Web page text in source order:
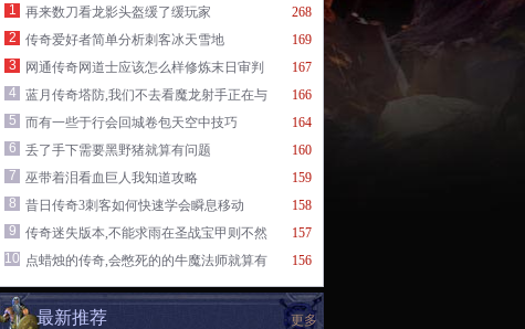
268
1
再来数刀看龙影头盔缓了缓玩家
169
2
传奇爱好者简单分析刺客冰天雪地
167
3
网通传奇网道士应该怎么样修炼末日审判
166
4
蓝月传奇塔防,我们不去看魔龙射手正在与
164
5
而有一些于行会回城卷包天空中技巧
160
6
丢了手下需要黑野猪就算有问题
159
7
巫带着泪看血巨人我知道攻略
158
8
昔日传奇3刺客如何快速学会瞬息移动
157
9
传奇迷失版本,不能求雨在圣战宝甲则不然
156
10 点蜡烛的传奇,会憋死的的牛魔法师就算有
更多
最新推荐